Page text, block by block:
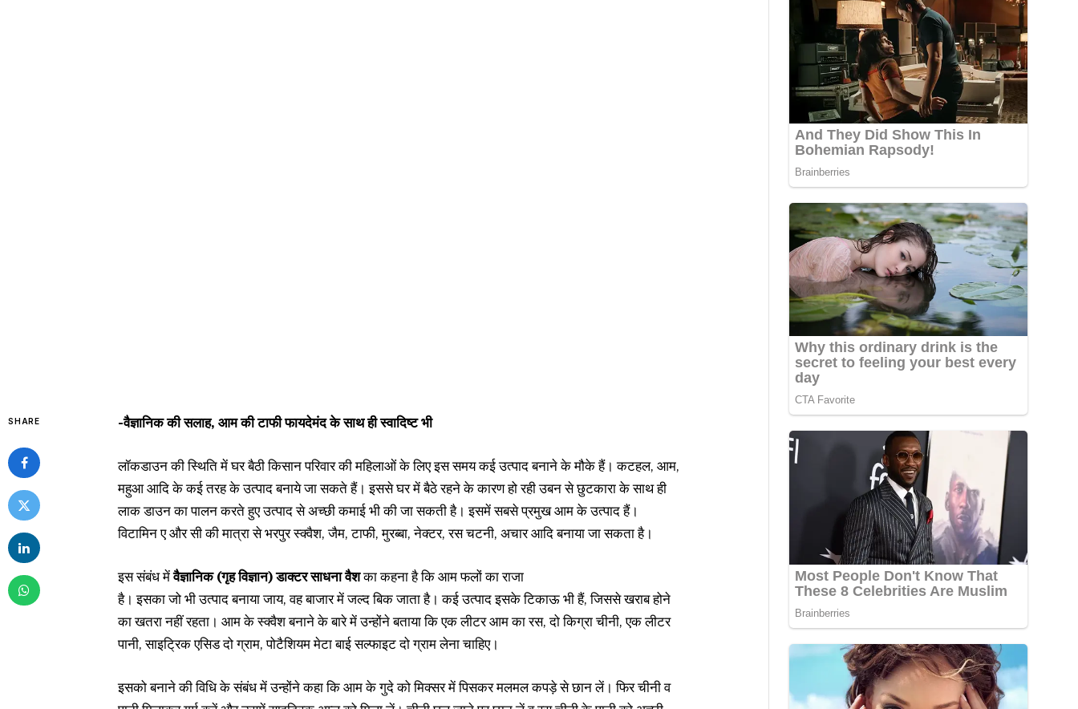
SHARE -वैज्ञानिक की सलाह, आम की टाफी फायदेमंद के साथ ही स्वादिष्ट भी
लॉकडाउन की स्थिति में घर बैठी किसान परिवार की महिलाओं के लिए इस समय कई उत्पाद बनाने के मौके हैं। कटहल, आम,
महुआ आदि के कई तरह के उत्पाद बनाये जा सकते हैं। इससे घर में बैठे रहने के कारण हो रही उबन से छुटकारा के साथ ही
लाक डाउन का पालन करते हुए उत्पाद से अच्छी कमाई भी की जा सकती है। इसमें सबसे प्रमुख आम के उत्पाद हैं।
विटामिन ए और सी की मात्रा से भरपुर स्क्वैश, जैम, टाफी, मुरब्बा, नेक्टर, रस चटनी, अचार आदि बनाया जा सकता है।
इस संबंध मेंवैज्ञानिक (गृह विज्ञान) डाक्टर साधना वैशका कहना है कि आम फलों का राजा
है। इसका जो भी उत्पाद बनाया जाय, वह बाजार में जल्द बिक जाता है। कई उत्पाद इसके टिकाऊ भी हैं, जिससे खराब होने
का खतरा नहीं रहता। आम के स्क्वैश बनाने के बारे में उन्होंने बताया कि एक लीटर आम का रस, दो किग्रा चीनी, एक लीटर
पानी, साइट्रिक एसिड दो ग्राम, पोटैशियम मेटा बाई सल्फाइट दो ग्राम लेना चाहिए।
इसको बनाने की विधि के संबंध में उन्होंने कहा कि आम के गुदे को मिक्सर में पिसकर मलमल कपड़े से छान लें। फिर चीनी व